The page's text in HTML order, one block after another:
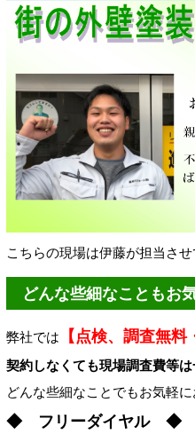
こちらの現場は伊藤が担当させ
どんな些細なこともお
弊社では 【点検、調査無料
契約しなくても現場調査費等
どんな些細なことでもお気軽
◆ フリーダイヤル ◆